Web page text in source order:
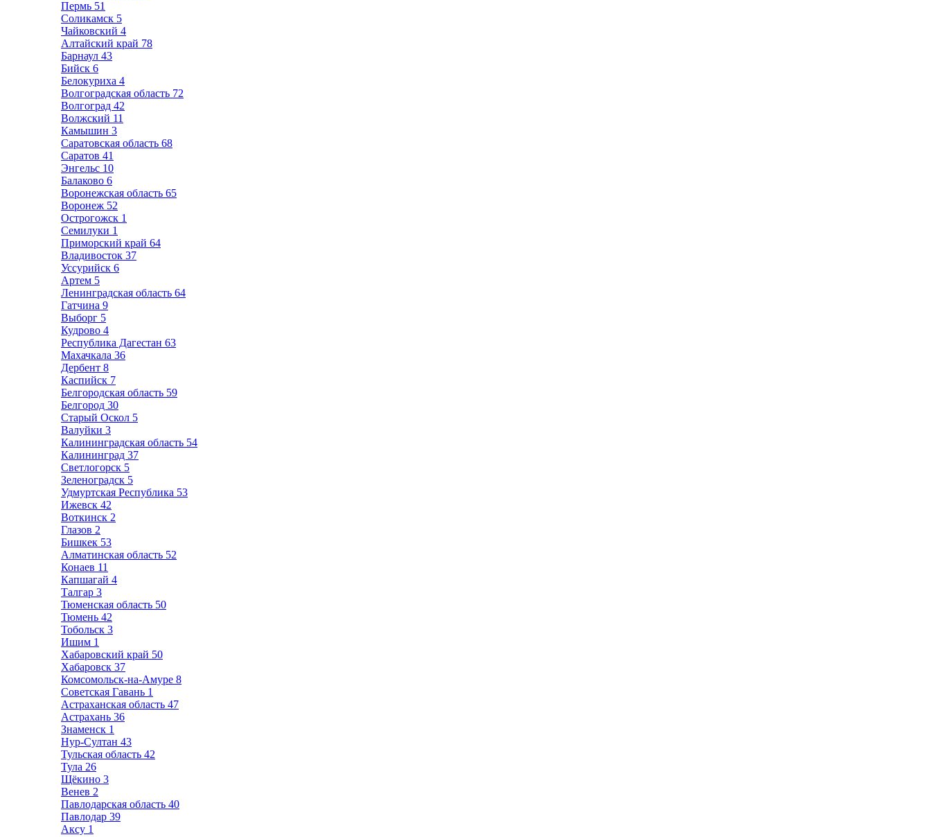
Пермь 51
Соликамск 5
Чайковский 4
Алтайский край 78
Барнаул 43
Бийск 6
Белокуриха 4
Волгоградская область 72
Волгоград 42
Волжский 11
Камышин 3
Саратовская область 68
Саратов 41
Энгельс 10
Балаково 6
Воронежская область 65
Воронеж 52
Острогожск 1
Семилуки 1
Приморский край 64
Владивосток 37
Уссурийск 6
Артем 5
Ленинградская область 64
Гатчина 9
Выборг 5
Кудрово 4
Республика Дагестан 63
Махачкала 36
Дербент 8
Каспийск 7
Белгородская область 59
Белгород 30
Старый Оскол 5
Валуйки 3
Калининградская область 54
Калининград 37
Светлогорск 5
Зеленоградск 5
Удмуртская Республика 53
Ижевск 42
Воткинск 2
Глазов 2
Бишкек 53
Алматинская область 52
Конаев 11
Капшагай 4
Талгар 3
Тюменская область 50
Тюмень 42
Тобольск 3
Ишим 1
Хабаровский край 50
Хабаровск 37
Комсомольск-на-Амуре 8
Советская Гавань 1
Астраханская область 47
Астрахань 36
Знаменск 1
Нур-Султан 43
Тульская область 42
Тула 26
Щёкино 3
Венев 2
Павлодарская область 40
Павлодар 39
Аксу 1